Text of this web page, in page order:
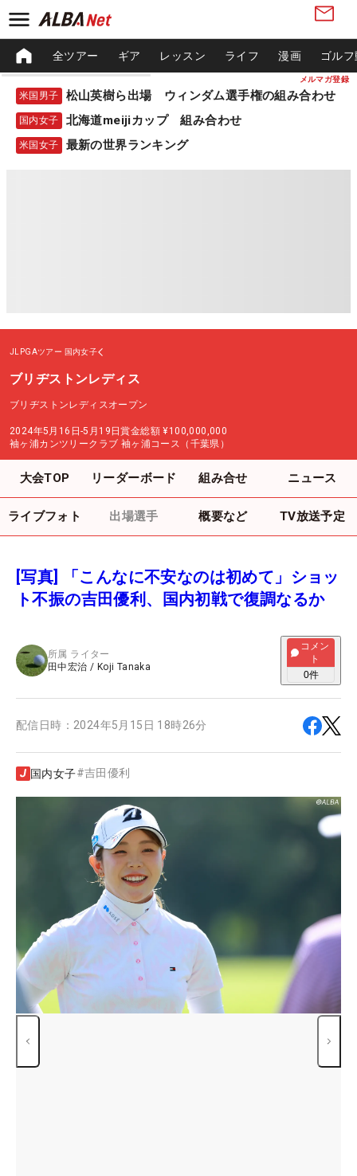
メルマガ登録
全ツアー ギア レッスン ライフ 漫画 ゴル
米国男子 松山英樹ら出場 ウィンダム選手権の組み合わせ
国内女子 北海道meijiカップ 組み合わせ
米国女子 最新の世界ランキング
JLPGAツアー 国内女子
ブリヂストンレディス
ブリヂストンレディスオープン
2024年5月16日-5月19日賞金総額 ¥100,000,000
袖ヶ浦カンツリークラブ 袖ヶ浦コース（千葉県）
大会TOP リーダーボード 組み合せ ニュース
ライブフォト 出場選手 概要など TV放送予定
[写真] 「こんなに不安なのは初めて」ショッ
ト不振の吉田優利、国内初戦で復調なるか
所属 ライター
田中宏治 / Koji Tanaka
コメン
ト
0件
配信日時： 2024年5月15日 18時26分
国内女子#吉田優利